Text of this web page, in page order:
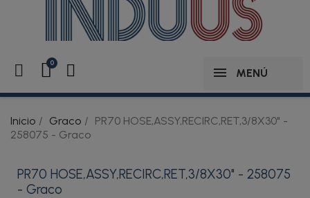
MENÚ
Inicio Graco
PR70 HOSE,ASSY,RECIRC,RET,3/8X30" -
258075 - Graco
PR70 HOSE,ASSY,RECIRC,RET,3/8X30" - 258075
- Graco